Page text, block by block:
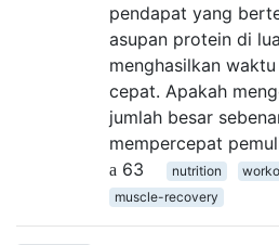
pendapat yang
asupan protein di
menghasilkan
cepat. Apakah
jumlah besar
mempercepat
63
nutrition
muscle-recovery